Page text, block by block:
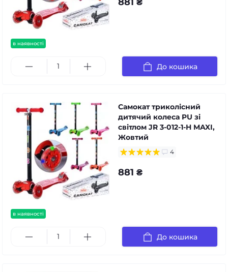
в наявності
До кошика
в наявності
Самокат триколісний
дитячий колеса PU зі
світлом JR 3-012-1-H MAXI,
Жовтий
4
881 ₴
До кошика